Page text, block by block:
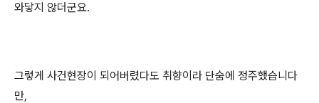
와닿지 않더군요.
그렇게 사건현장이 되어버렸다도 취향이라 단숨에 정주했습니다
만,